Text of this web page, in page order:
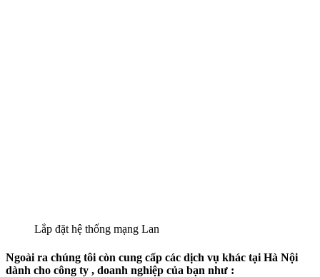
Lắp đặt hệ thống mạng Lan
Ngoài ra chúng tôi còn cung cấp các dịch vụ khác tại Hà Nội
dành cho công ty , doanh nghiệp của bạn như :